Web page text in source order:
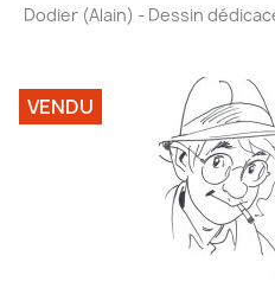
Dodier (Alain) - Dessin
VENDU